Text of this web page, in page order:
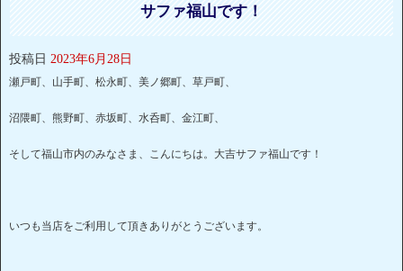
サファ福山です！
投稿日 2023年6月28日
瀬戸町、山手町、松永町、美ノ郷町、草戸町、
沼隈町、熊野町、赤坂町、水呑町、金江町、
そして福山市内のみなさま、こんにちは。大吉サファ福山です！
いつも当店をご利用して頂きありがとうございます。